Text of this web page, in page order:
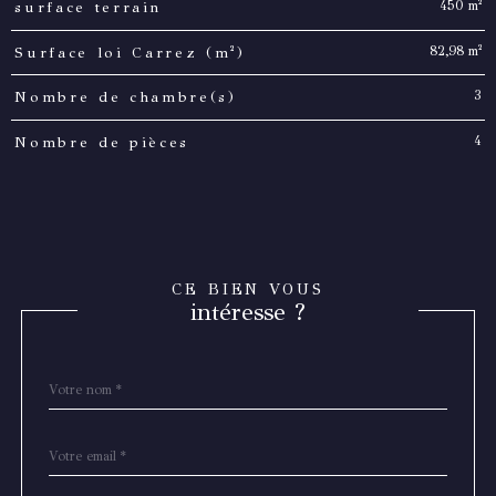
surface terrain 450 m²
Surface loi Carrez (m²) 82,98 m²
Nombre de chambre(s) 3
Nombre de pièces 4
CE BIEN VOUS
intéresse ?
par
*
*